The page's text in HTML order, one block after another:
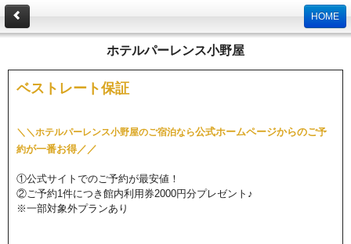
HOME
ホテルパーレンス小野屋
ベストレート保証
＼ ＼ ホテルパーレンス小野屋のご宿泊なら公式ホームページからのご予
約が一番お得／／
①公式サイトでのご予約が最安値！
②ご予約1件につき館内利用券2000円分プレゼント♪
※一部対象外プランあり